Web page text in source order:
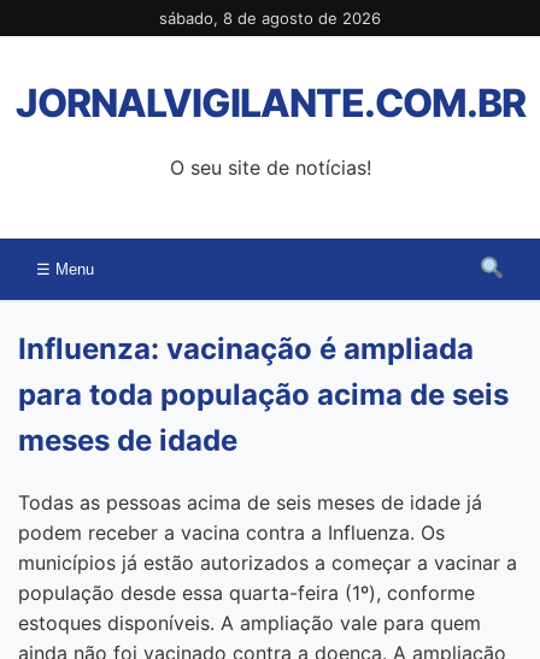
para
conteúdo
sábado, 8 de agosto de 2026
JORNALVIGILANTE.COM.BR
O seu site de notícias!
☰ Menu
Influenza: vacinação é ampliada
para toda população acima de seis
meses de idade
Todas as pessoas acima de seis meses de idade já
podem receber a vacina contra a Influenza. Os
municípios já estão autorizados a começar a vacinar a
população desde essa quarta-feira (1º), conforme
estoques disponíveis. A ampliação vale para quem
ainda não foi vacinado contra a doença. A ampliação